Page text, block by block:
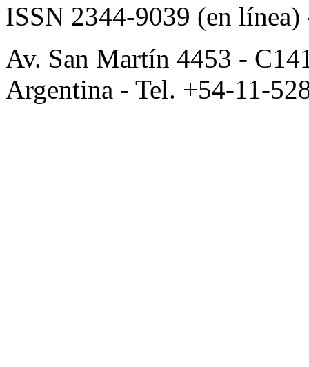
ISSN 2344-9039 (en
Av. San Martín 4453 -
Argentina - Tel. +54-11-